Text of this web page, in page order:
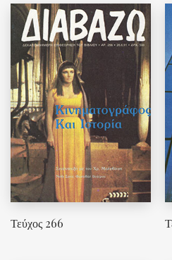
Τεύχος 266